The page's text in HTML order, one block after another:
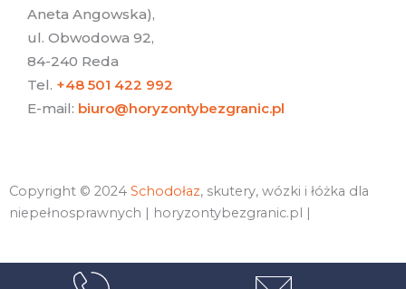
Aneta Angowska),
ul. Obwodowa 92,
84-240 Reda
Tel. +48 501 422 992
E-mail: biuro@horyzontybezgranic.pl
Copyright © 2024 Schodołaz, skutery, wózki i łóżka dla
niepełnosprawnych | horyzontybezgranic.pl |